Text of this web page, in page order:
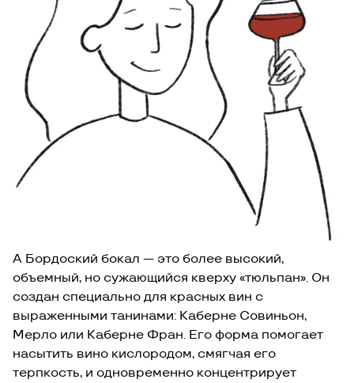
А Бордоский бокал — это более высокий,
объемный, но сужающийся кверху «тюльпан». Он
создан специально для красных вин с
выраженными танинами: Каберне Совиньон,
Мерло или Каберне Фран. Его форма помогает
насытить вино кислородом, смягчая его
терпкость, и одновременно концентрирует